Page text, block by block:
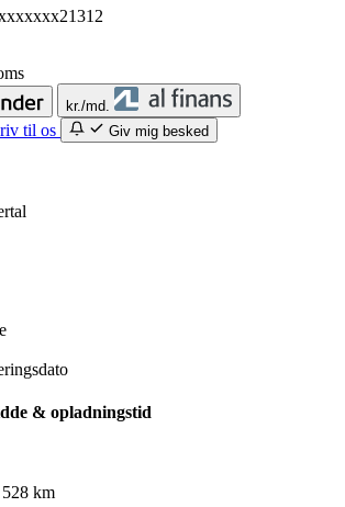
kr./md.
til os Giv mig besked
& opladningstid
km